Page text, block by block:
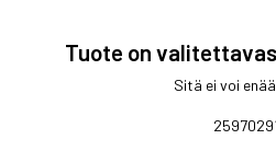
Tuote on
Sitä ei voi